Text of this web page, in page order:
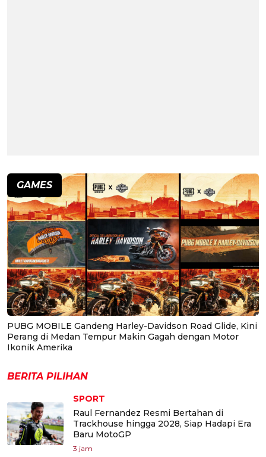
GAMES
PUBG MOBILE Gandeng Harley-Davidson Road Glide, Kini
Perang di Medan Tempur Makin Gagah dengan Motor
Ikonik Amerika
BERITA PILIHAN
SPORT
Raul Fernandez Resmi Bertahan di
Trackhouse hingga 2028, Siap Hadapi Era
Baru MotoGP
3 jam